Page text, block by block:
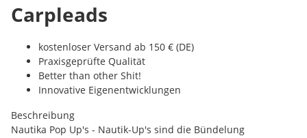
Carpleads
kostenloser Versand ab 150 € (DE)
Praxisgeprüfte Qualität
Better than other Shit!
Innovative Eigenentwicklungen
Beschreibung
Nautika Pop Up's - Nautik-Up's sind die Bündelung